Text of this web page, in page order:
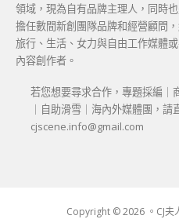
領域，現為自有品牌主理人，同時
擔任數間新創團隊品牌和經營顧問
旅行、生活、女力與自由工作媒體
內容創作者。
若您想要尋求合作，專題採編｜
｜自助滑雪｜海內外媒體團，請
cjscene.info@gmail.com
Copyright © 2026 。CJ夫